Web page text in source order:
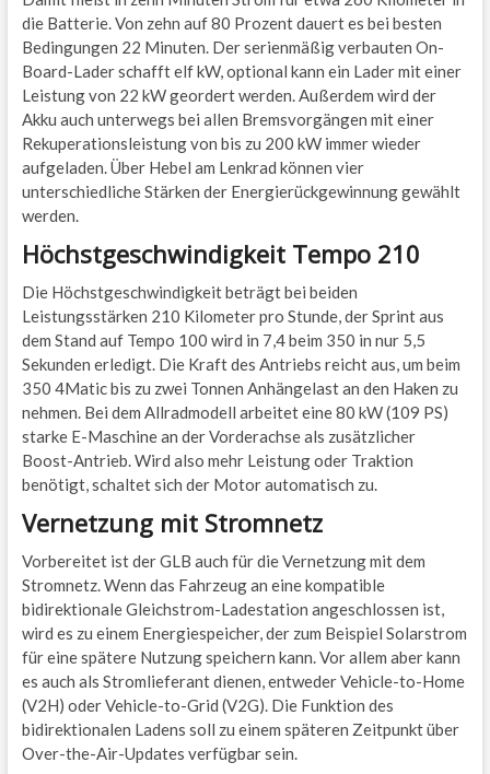
die Batterie. Von zehn auf 80 Prozent dauert es bei besten
Bedingungen 22 Minuten. Der serienmäßig verbauten On-
Board-Lader schafft elf kW, optional kann ein Lader mit einer
Leistung von 22 kW geordert werden. Außerdem wird der
Akku auch unterwegs bei allen Bremsvorgängen mit einer
Rekuperationsleistung von bis zu 200 kW immer wieder
aufgeladen. Über Hebel am Lenkrad können vier
unterschiedliche Stärken der Energierückgewinnung gewählt
werden.
Höchstgeschwindigkeit Tempo 210
Die Höchstgeschwindigkeit beträgt bei beiden
Leistungsstärken 210 Kilometer pro Stunde, der Sprint aus
dem Stand auf Tempo 100 wird in 7,4 beim 350 in nur 5,5
Sekunden erledigt. Die Kraft des Antriebs reicht aus, um beim
350 4Matic bis zu zwei Tonnen Anhängelast an den Haken zu
nehmen. Bei dem Allradmodell arbeitet eine 80 kW (109 PS)
starke E-Maschine an der Vorderachse als zusätzlicher
Boost-Antrieb. Wird also mehr Leistung oder Traktion
benötigt, schaltet sich der Motor automatisch zu.
Vernetzung mit Stromnetz
Vorbereitet ist der GLB auch für die Vernetzung mit dem
Stromnetz. Wenn das Fahrzeug an eine kompatible
bidirektionale Gleichstrom-Ladestation angeschlossen ist,
wird es zu einem Energiespeicher, der zum Beispiel Solarstrom
für eine spätere Nutzung speichern kann. Vor allem aber kann
es auch als Stromlieferant dienen, entweder Vehicle-to-Home
(V2H) oder Vehicle-to-Grid (V2G). Die Funktion des
bidirektionalen Ladens soll zu einem späteren Zeitpunkt über
Over-the-Air-Updates verfügbar sein.